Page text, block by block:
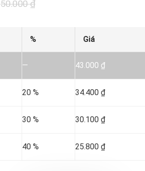
50.000₫
% Giá
— 43.000 ₫
20 % 34.400 ₫
30 % 30.100 ₫
40 % 25.800 ₫